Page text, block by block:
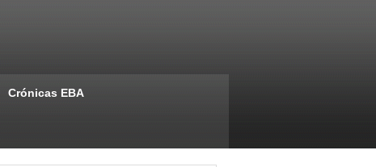
Crónicas EBA